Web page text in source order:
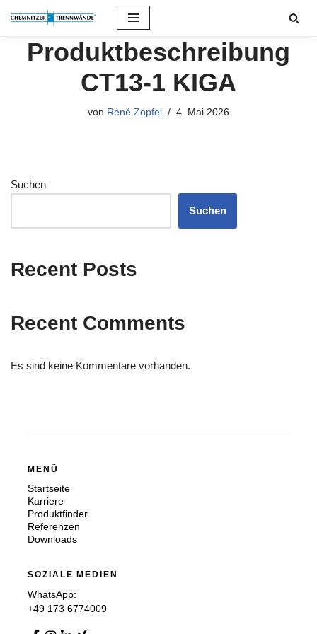
InhaltProduktbeschreibung
CT13-1 KIGA
von René Zöpfel 4. Mai 2026
Suchen
Suchen
Recent Posts
Recent Comments
Es sind keine Kommentare vorhanden.
MENÜ
Startseite
Karriere
Produktfinder
Referenzen
Downloads
SOZIALE MEDIEN
WhatsApp:
+49 173 6774009